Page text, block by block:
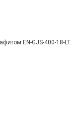
EN-GJS-400-18-LT.